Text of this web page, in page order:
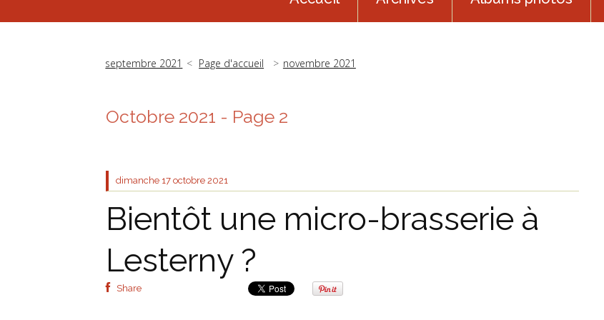
septembre 2021 Page d'accueil novembre 2021
Octobre 2021 - Page 2
dimanche 17 octobre 2021
Bientôt une micro-brasserie à
Lesterny ?
Share